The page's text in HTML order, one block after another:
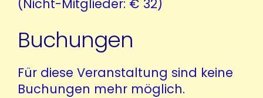
(Nicht-Mitglieder: € 32)
Buchungen
Für diese Veranstaltung sind keine
Buchungen mehr möglich.